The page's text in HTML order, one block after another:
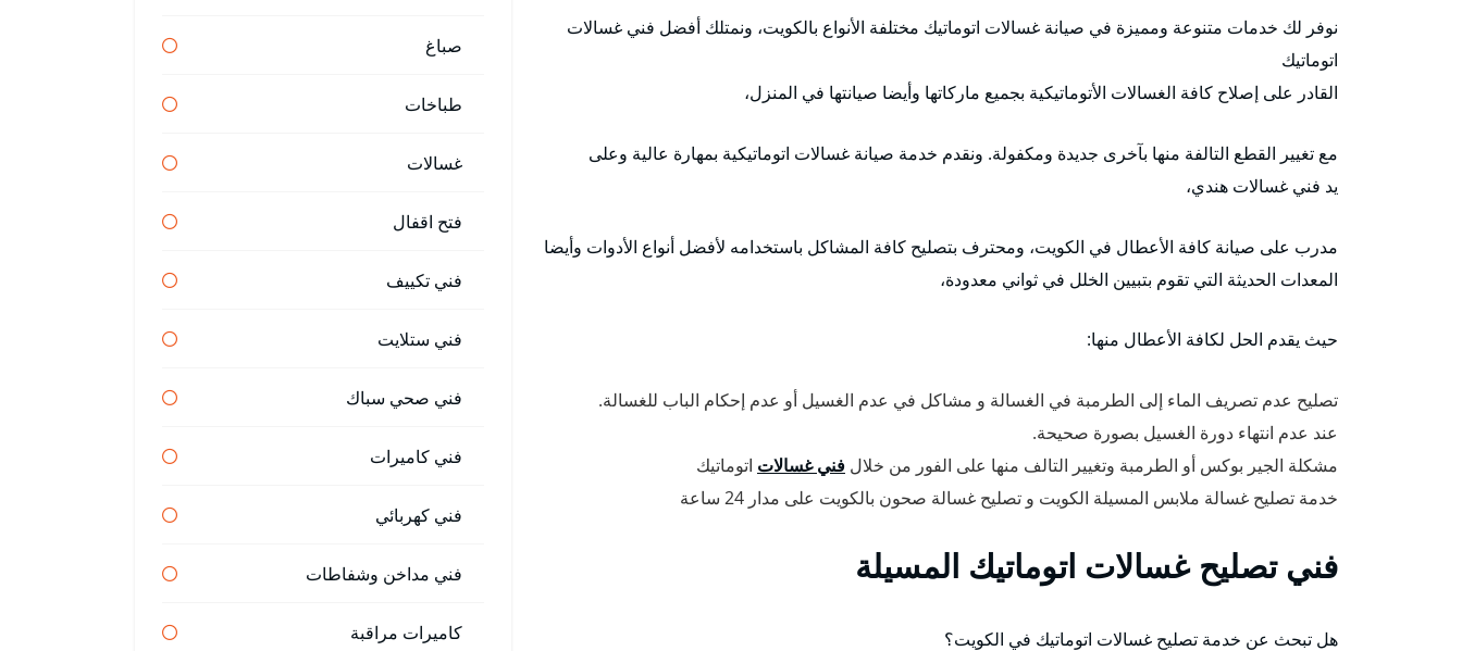
نوفر لك خدمات متنوعة ومميزة في صيانة غسالات اتوماتيك مختلفة الأنواع بالكويت، ونمتلك أفضل فني غسالات
اتوماتيك
القادر على إصلاح كافة الغسالات الأتوماتيكية بجميع ماركاتها وأيضا صيانتها في المنزل،
مع تغيير القطع التالفة منها بآخرى جديدة ومكفولة. ونقدم خدمة صيانة غسالات اتوماتيكية بمهارة عالية وعلى
يد فني غسالات هندي،
مدرب على صيانة كافة الأعطال في الكويت، ومحترف بتصليح كافة المشاكل باستخدامه لأفضل أنواع الأدوات وأيضا
المعدات الحديثة التي تقوم بتبيين الخلل في ثواني معدودة،
حيث يقدم الحل لكافة الأعطال منها:
تصليح عدم تصريف الماء إلى الطرمبة في الغسالة و مشاكل في عدم الغسيل أو عدم إحكام الباب للغسالة.
عند عدم انتهاء دورة الغسيل بصورة صحيحة.
مشكلة الجير بوكس أو الطرمبة وتغيير التالف منها على الفور من خلال فني غسالات اتوماتيك
خدمة تصليح غسالة ملابس المسيلة الكويت و تصليح غسالة صحون بالكويت على مدار 24 ساعة
فني تصليح غسالات اتوماتيك المسيلة
هل تبحث عن خدمة تصليح غسالات اتوماتيك في الكويت؟
صباغ
طباخات
غسالات
فتح اقفال
فني تكييف
فني ستلايت
فني صحي سباك
فني كاميرات
فني كهربائي
فني مداخن وشفاطات
كاميرات مراقبة